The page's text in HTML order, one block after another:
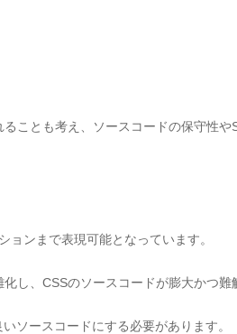
ことも考え、ソースコードの保守性や
ンまで表現可能となっています。
し、CSSのソースコードが膨大かつ難
ソースコードにする必要があります。